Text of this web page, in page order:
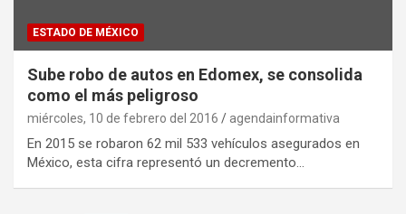
ESTADO DE MÉXICO
Sube robo de autos en Edomex, se consolida
como el más peligroso
miércoles, 10 de febrero del 2016 agendainformativa
En 2015 se robaron 62 mil 533 vehículos asegurados en
México, esta cifra representó un decremento…